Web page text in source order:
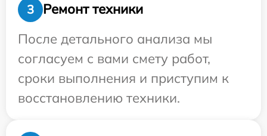
3
Ремонт техники
После детального анализа мы
согласуем с вами смету работ,
сроки выполнения и приступим к
восстановлению техники.